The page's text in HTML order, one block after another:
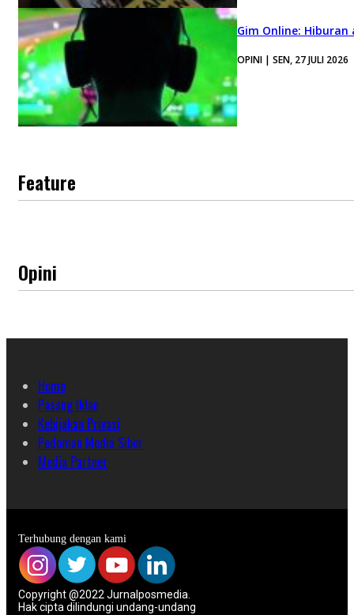
Gim Online:
OPINI | SEN, 27 JULI 2026
Feature
Opini
Home
Pasang Iklan
Kebijakan Privasi
Pedoman Media Siber
Media Partner
Terhubung dengan kami
Copyright @2022 Jurnalposmedia.
Hak cipta dilindungi undang-undang